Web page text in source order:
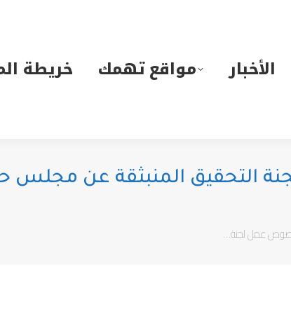
الأخبار مواقع تهمك خريطة
التحقيق المنبثقة عن مجلس
عمل لجنة…